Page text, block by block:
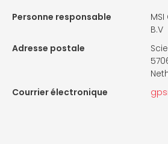
Personne responsable
B.V
Adresse postale
Courrier électronique